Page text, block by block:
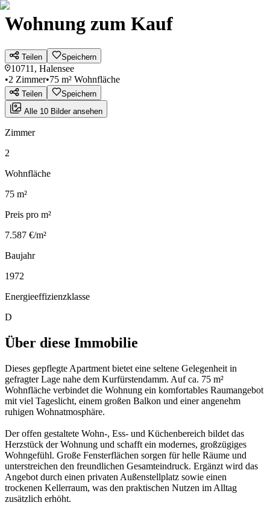
Wohnung zum Kauf
Teilen Speichern
10711, Halensee
•2 Zimmer•75 m² Wohnfläche
Teilen
Speichern
Alle 10 Bilder ansehen
Zimmer
2
Wohnfläche
75 m²
Preis pro m²
7.587 €/m²
Baujahr
1972
Energieeffizienzklasse
D
Über diese Immobilie
Dieses gepflegte Apartment bietet eine seltene Gelegenheit in
gefragter Lage nahe dem Kurfürstendamm. Auf ca. 75 m²
Wohnfläche verbindet die Wohnung ein komfortables Raumangebot
mit viel Tageslicht, einem großen Balkon und einer angenehm
ruhigen Wohnatmosphäre.
Der offen gestaltete Wohn-, Ess- und Küchenbereich bildet das
Herzstück der Wohnung und schafft ein modernes, großzügiges
Wohngefühl. Große Fensterflächen sorgen für helle Räume und
unterstreichen den freundlichen Gesamteindruck. Ergänzt wird das
Angebot durch einen privaten Außenstellplatz sowie einen
trockenen Kellerraum, was den praktischen Nutzen im Alltag
zusätzlich erhöht.